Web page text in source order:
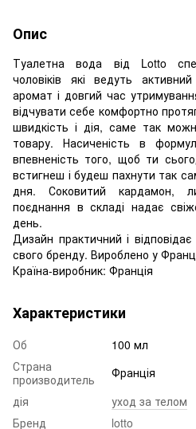
Опис
Туалетна вода від Lotto
чоловіків які ведуть
аромат і довгий час
відчувати себе комфортно
швидкість і дія, саме так
товару. Насиченість в
впевненість того, щоб ти
встигнеш і будеш пахнути так
дня. Соковитий кардамон,
поєднання в складі надає
день.
Дизайн практичний і відповідає
свого бренду. Вироблено у
Країна-виробник: Франція
Характеристики
Об
100 мл
Страна
производитель
Франція
дія
уход за телом
Бренд
lotto